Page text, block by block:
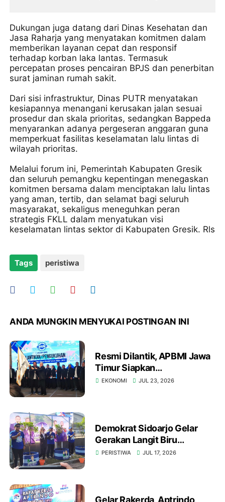
Dukungan juga datang dari Dinas Kesehatan dan
Jasa Raharja yang menyatakan komitmen dalam
memberikan layanan cepat dan responsif
terhadap korban laka lantas. Termasuk
percepatan proses pencairan BPJS dan penerbitan
surat jaminan rumah sakit.
Dari sisi infrastruktur, Dinas PUTR menyatakan
kesiapannya menangani kerusakan jalan sesuai
prosedur dan skala prioritas, sedangkan Bappeda
menyarankan adanya pergeseran anggaran guna
memperkuat fasilitas keselamatan lalu lintas di
wilayah prioritas.
Melalui forum ini, Pemerintah Kabupaten Gresik
dan seluruh pemangku kepentingan menegaskan
komitmen bersama dalam menciptakan lalu lintas
yang aman, tertib, dan selamat bagi seluruh
masyarakat, sekaligus meneguhkan peran
strategis FKLL dalam menyatukan visi
keselamatan lintas sektor di Kabupaten Gresik. Rls
Tags peristiwa
ANDA MUNGKIN MENYUKAI POSTINGAN INI
Resmi Dilantik, APBMI Jawa
Timur Siapkan
Pembentukan Koperasi Alat
EKONOMI JUL 23, 2026
Demokrat Sidoarjo Gelar
Gerakan Langit Biru
Indonesia Asri, Canangkan
PERISTIWA JUL 17, 2026
Gelar Rakerda, Aptrindo